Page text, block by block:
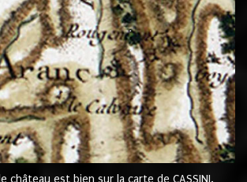
le château est bien sur la carte de CASSINI.